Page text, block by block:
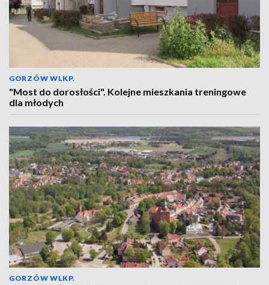
GORZÓW WLKP.
"Most do dorosłości". Kolejne mieszkania treningowe
dla młodych
GORZÓW WLKP.